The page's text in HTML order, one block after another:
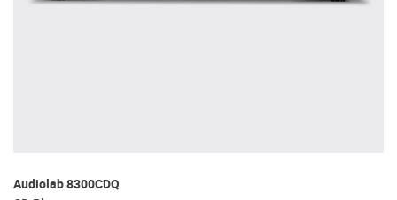
Audiolab 8300CDQ